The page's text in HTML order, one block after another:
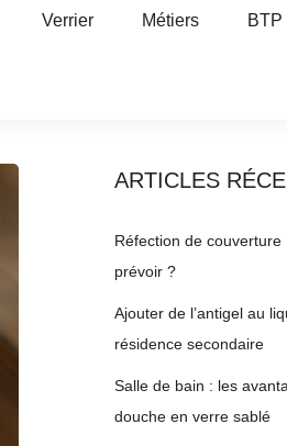
Verrier Métiers BTP
ARTICLES
Réfection de
prévoir ?
Ajouter de l’antigel au
résidence secondaire
Salle de bain : les
douche en verre sablé